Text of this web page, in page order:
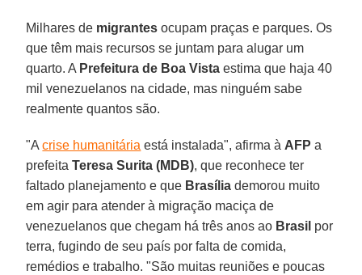
Milhares de migrantes ocupam praças e parques. Os
que têm mais recursos se juntam para alugar um
quarto. A Prefeitura de Boa Vista estima que haja 40
mil venezuelanos na cidade, mas ninguém sabe
realmente quantos são.
"Acrise humanitária está instalada", afirma à AFP a
prefeitaTeresa Surita (MDB), que reconhece ter
faltado planejamento e que Brasília demorou muito
em agir para atender à migração maciça de
venezuelanos que chegam há três anos ao Brasil por
terra, fugindo de seu país por falta de comida,
remédios e trabalho. "São muitas reuniões e poucas